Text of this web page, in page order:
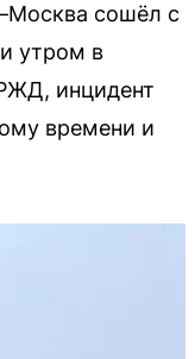
сошёл с
утром в
инцидент
времени и